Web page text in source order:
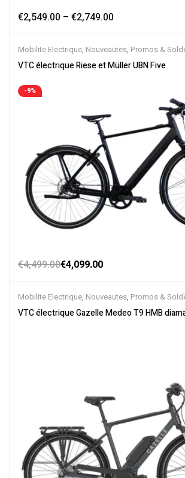
€2,549.00 – €2,749.00
Mobilite Electrique, Nouveautes, Promos &
ville,Velos Electriques,VTC Electrique
VTC électrique Riese et Müller UBN Five
-9%
€4,499.00€4,099.00
Mobilite Electrique, Nouveautes, Promos &
électrique,Vélo électrique ville,Velos Electriques
VTC électrique Gazelle Medeo T9 HMB